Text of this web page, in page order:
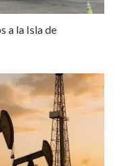
a la Isla de